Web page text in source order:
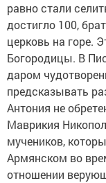
равно стали
достигло 100,
церковь на горе.
Богородицы. В
даром
предсказывать
Антония не
Маврикия
мучеников,
Армянском во
отношении